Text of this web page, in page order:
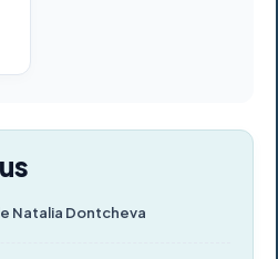
Natalia Dontcheva